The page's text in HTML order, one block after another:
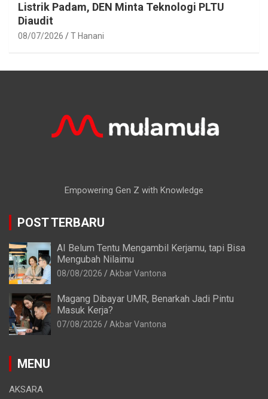
Listrik Padam, DEN Minta Teknologi PLTU
Diaudit
08/07/2026 T Hanani
Empowering Gen Z with Knowledge
POST TERBARU
AI Belum Tentu Mengambil Kerjamu, tapi Bisa
Mengubah Nilaimu
08/08/2026 Akbar Vantona
Magang Dibayar UMR, Benarkah Jadi Pintu
Masuk Kerja?
07/08/2026 Akbar Vantona
MENU
AKSARA